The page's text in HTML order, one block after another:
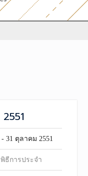
- 31 ตุลาคม 2551
พิธีการประจำ